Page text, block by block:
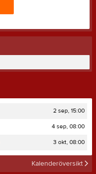
2 sep, 15:00
4 sep, 08:00
3 okt, 08:00
Kalenderöversikt